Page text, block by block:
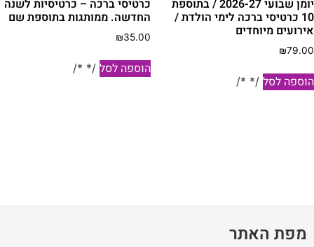
יומן שבועי 2026-27 / בתוספת
10 כרטיסי ברכה לימי הולדת /
מיוחדים
₪
לסל /* */
כרטיסי ברכה – כרטיסיות לשנה
החדשה. ממותגות בתוספת שם
₪35.00
הוספה לסל /* */
מפת האתר